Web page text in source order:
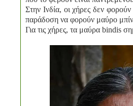
Στην Ινδία, οι χήρες δεν
παράδοση να φορούν μαύρο
Για τις χήρες, τα μαύρα bindis